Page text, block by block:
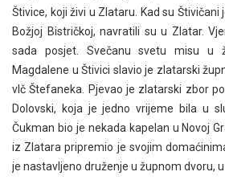
Štivice, koji živi u Zlataru. Kad su
Božjoj Bistričkoj, navratili su u Zlatar.
sada posjet. Svečanu svetu misu u
Magdalene u Štivici slavio je zlatarski
vlč Štefaneka. Pjevao je zlatarski zbor
Dolovski, koja je jedno vrijeme bila u
Čukman bio je nekada kapelan u Novoj
iz Zlatara pripremio je svojim
je nastavljeno druženje u župnom dvoru,